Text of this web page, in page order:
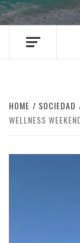
HOME SOCIEDAD
WELLNESS